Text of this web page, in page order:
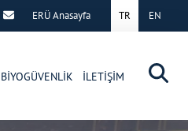
×
TR EN
ERÜ Anasayfa
BİYOGÜVENLİK İLETİŞİM